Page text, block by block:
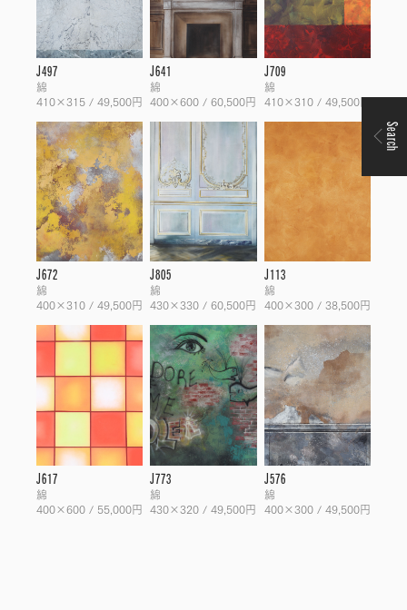
J497
綿
410×315 / 49,500円
J641
綿
400×600 / 60,500円
J709
綿
410×310 / 49,500円
J672
綿
400×310 / 49,500円
J805
綿
430×330 / 60,500円
J113
綿
400×300 / 38,500円
J617
綿
400×600 / 55,000円
J773
綿
430×320 / 49,500円
J576
綿
400×300 / 49,500円
Search